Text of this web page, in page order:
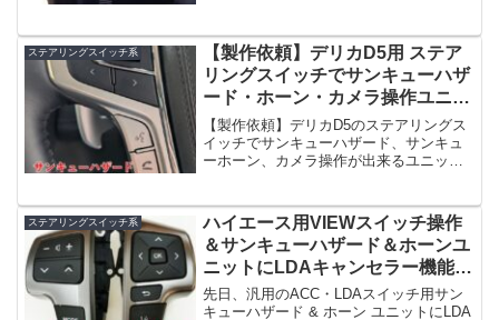
コネクタが高...
ステアリングスイッチ系
【製作依頼】デリカD5用 ステア
リングスイッチでサンキューハザ
ード・ホーン・カメラ操作ユニッ
ト製作
【製作依頼】デリカD5のステアリングス
イッチでサンキューハザード、サンキュ
ーホーン、カメラ操作が出来るユニット
す。カメラの操作はデータシステムの
RCA100Mのスイッチ...
ステアリングスイッチ系
ハイエース用VIEWスイッチ操作
＆サンキューハザード＆ホーンユ
ニットにLDAキャンセラー機能追
加
先日、汎用のACC・LDAスイッチ用サン
キューハザード & ホーン ユニットにLDA